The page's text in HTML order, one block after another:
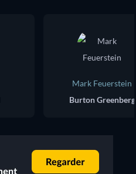
Mark Feuerstein
Burton Greenberg